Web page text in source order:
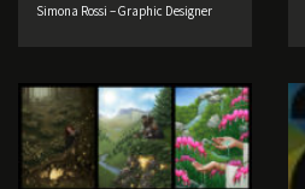
Simona Rossi – Graphic Designer